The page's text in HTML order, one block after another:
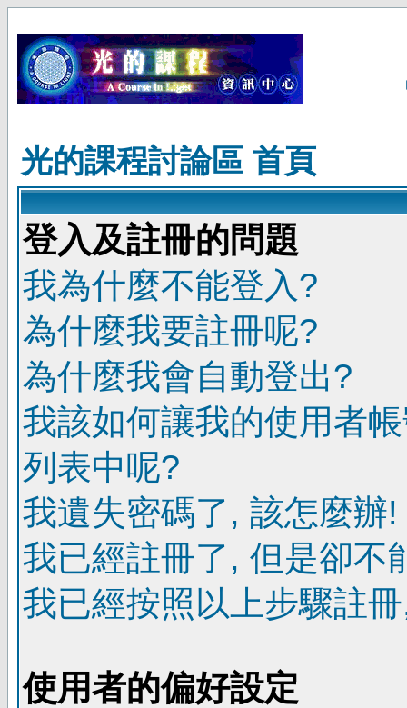
光的課程討論區 首頁
登入及註冊的問題
我為什麼不能登入?
為什麼我要註冊呢?
為什麼我會自動登出?
我該如何讓我的使用者
列表中呢?
我遺失密碼了, 該怎麼辦!
我已經註冊了, 但是卻不
我已經按照以上步驟註
使用者的偏好設定